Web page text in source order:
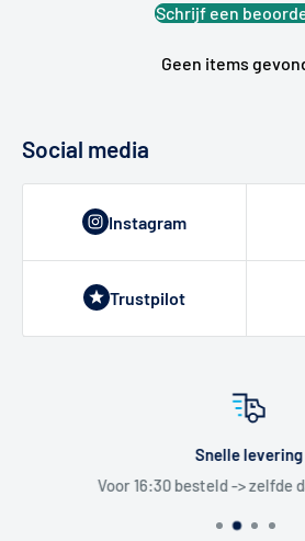
Schrijf een
Geen items
Social media
Instagram
Trustpilot
Snelle levering
Voor 16:30 besteld -> zelfde